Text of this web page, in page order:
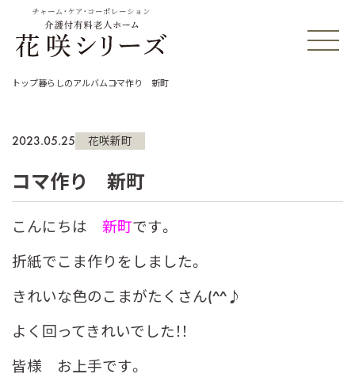
チャーム・ケア・コーポレーション
トップ暮らしのアルバムコマ作り 新町
2023.05.25 花咲新町
コマ作り 新町
こんにちは 新町です。
折紙でこま作りをしました。
きれいな色のこまがたくさん(^^♪
よく回ってきれいでした！！
皆様 お上手です。